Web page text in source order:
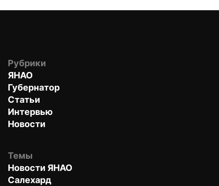
Рубрики
ЯНАО
Губернатор
Статьи
Интервью
Новости
Темы
Новости ЯНАО
Салехард